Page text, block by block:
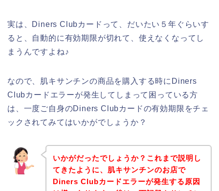
実は、Diners Clubカードって、だいたい５年ぐらいす
ると、自動的に有効期限が切れて、使えなくなってし
まうんですよね♪
なので、肌キサンチンの商品を購入する時にDiners
Clubカードエラーが発生してしまって困っている方
は、一度ご自身のDiners Clubカードの有効期限をチェ
ックされてみてはいかがでしょうか？
いかがだったでしょうか？これまで説明し
てきたように、肌キサンチンのお店で
Diners Clubカードエラーが発生する原因